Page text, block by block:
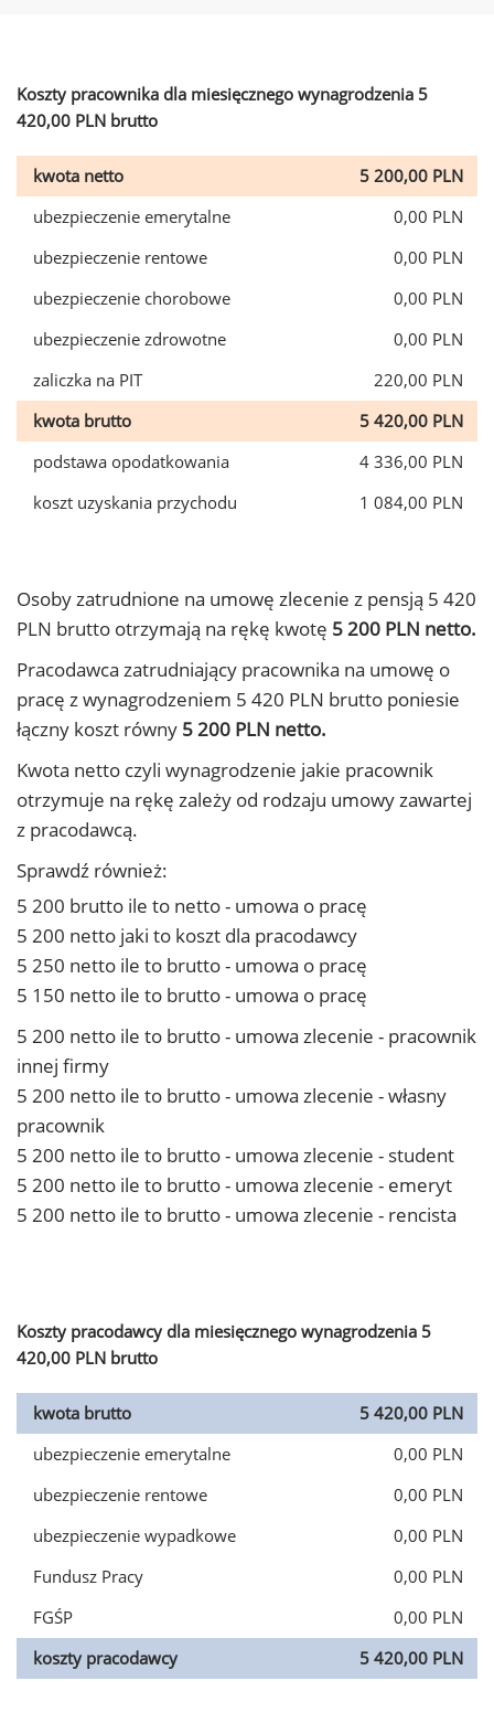
Koszty pracownika dla miesięcznego wynagrodzenia 5
420,00 PLN brutto
kwota netto
5 200,00 PLN
ubezpieczenie emerytalne
0,00 PLN
ubezpieczenie rentowe
0,00 PLN
ubezpieczenie chorobowe
0,00 PLN
ubezpieczenie zdrowotne
0,00 PLN
zaliczka na PIT
220,00 PLN
kwota brutto
5 420,00 PLN
podstawa opodatkowania
4 336,00 PLN
koszt uzyskania przychodu
1 084,00 PLN
Osoby zatrudnione na umowę zlecenie z pensją 5 420
PLN brutto otrzymają na rękę kwotę 5 200 PLN netto.
Pracodawca zatrudniający pracownika na umowę o
pracę z wynagrodzeniem 5 420 PLN brutto poniesie
łączny koszt równy 5 200 PLN netto.
Kwota netto czyli wynagrodzenie jakie pracownik
otrzymuje na rękę zależy od rodzaju umowy zawartej
z pracodawcą.
Sprawdź również:
5 200 brutto ile to netto - umowa o pracę
5 200 netto jaki to koszt dla pracodawcy
5 250 netto ile to brutto - umowa o pracę
5 150 netto ile to brutto - umowa o pracę
5 200 netto ile to brutto - umowa zlecenie - pracownik
innej firmy
5 200 netto ile to brutto - umowa zlecenie - własny
pracownik
5 200 netto ile to brutto - umowa zlecenie - student
5 200 netto ile to brutto - umowa zlecenie - emeryt
5 200 netto ile to brutto - umowa zlecenie - rencista
Koszty pracodawcy dla miesięcznego wynagrodzenia 5
420,00 PLN brutto
kwota brutto
5 420,00 PLN
ubezpieczenie emerytalne
0,00 PLN
ubezpieczenie rentowe
0,00 PLN
ubezpieczenie wypadkowe
0,00 PLN
Fundusz Pracy
0,00 PLN
FGŚP
0,00 PLN
koszty pracodawcy
5 420,00 PLN